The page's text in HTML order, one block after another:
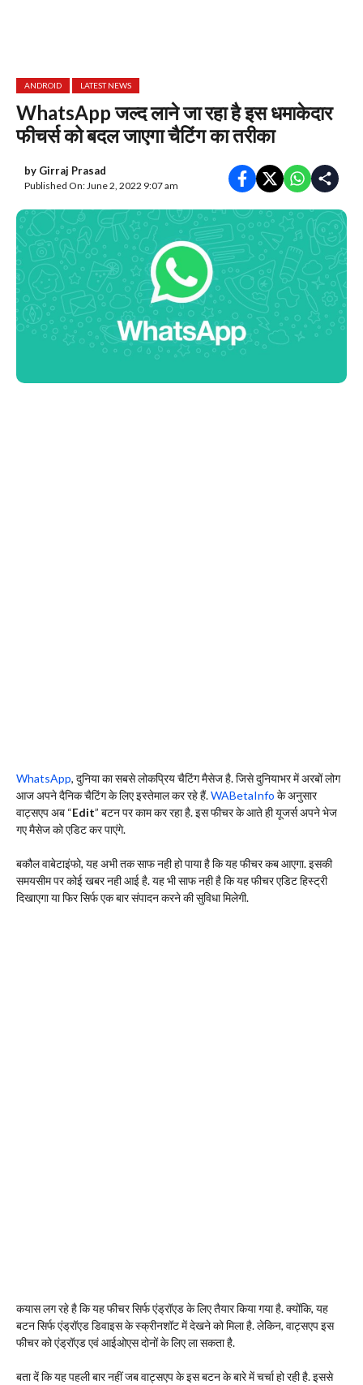
ANDROID LATEST NEWS
WhatsApp जल्द लाने जा रहा है इस धमाकेदार
फीचर्स को बदल जाएगा चैटिंग का तरीका
by Girraj Prasad
Published On: June 2, 2022 9:07 am
WhatsApp, दुनिया का सबसे लोकप्रिय चैटिंग मैसेज है. जिसे दुनियाभर में अरबों लोग
आज अपने दैनिक चैटिंग के लिए इस्तेमाल कर रहे हैं.WABetaInfo के अनुसार
वाट्सएप अब “Edit” बटन पर काम कर रहा है. इस फीचर के आते ही यूजर्स अपने भेज
गए मैसेज को एडिट कर पाएंगे.
बकौल वाबेटाइंफो, यह अभी तक साफ नही हो पाया है कि यह फीचर कब आएगा. इसकी
समयसीम पर कोई खबर नही आई है. यह भी साफ नही है कि यह फीचर एडिट हिस्ट्री
दिखाएगा या फिर सिर्फ एक बार संपादन करने की सुविधा मिलेगी.
कयास लग रहे है कि यह फीचर सिर्फ एंड्रॉएड के लिए तैयार किया गया है. क्योंकि, यह
बटन सिर्फ एंड्रॉएड डिवाइस के स्क्रीनशॉट में देखने को मिला है. लेकिन, वाट्सएप इस
फीचर को एंड्रॉएड एवं आईओएस दोनों के लिए ला सकता है.
बता दें कि यह पहली बार नहीं जब वाट्सएप के इस बटन के बारे में चर्चा हो रही है. इससे